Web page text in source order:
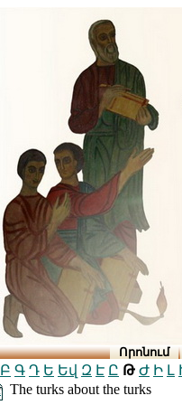
Որոնում
Բ Գ Դ Ե Եվ Զ Է Ը Թ Ժ Ի Լ
The turks about the turks